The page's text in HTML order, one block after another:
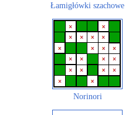
Łamigłówki szachowe
Norinori